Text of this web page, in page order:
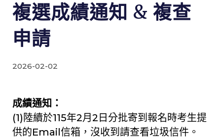
複選成績通知 & 複查
申請
2026-02-02
成績通知：
(1)陸續於115年2月2日分批寄到報名時考生提
供的Email信箱，沒收到請查看垃圾信件。